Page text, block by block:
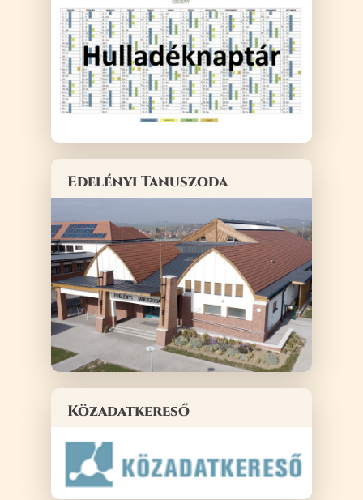
Edelényi Tanuszoda
Közadatkereső